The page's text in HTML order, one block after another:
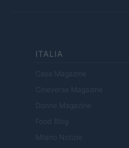
ITALIA
Casa Magazine
Cineverse Magazine
Donne Magazine
Food Blog
Milano Notizie